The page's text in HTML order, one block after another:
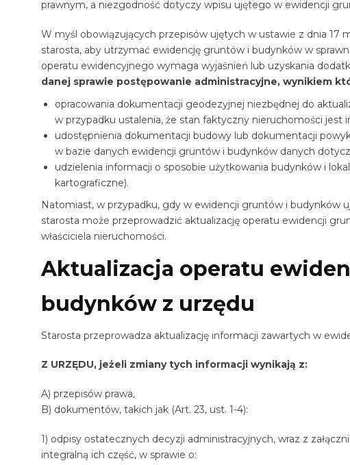
prawnym, a niezgodność dotyczy wpisu ujętego w ewidencji
W myśl obowiązujących przepisów ujętych w ustawie z dnia 17
starosta, aby utrzymać ewidencję gruntów i budynków w
operatu ewidencyjnego wymaga wyjaśnień lub uzyskania
danej sprawie postępowanie administracyjne, wynikiem
opracowania dokumentacji geodezyjnej niezbędnej do
w przypadku ustalenia, że stan faktyczny nieruchomości jest
udostępnienia dokumentacji budowy lub dokumentacji
w bazie danych ewidencji gruntów i budynków danych
udzielenia informacji o sposobie użytkowania budynków i
kartograficzne).
Natomiast, w przypadku, gdy w ewidencji gruntów i budynków
starosta może przeprowadzić aktualizację operatu ewidencji
właściciela nieruchomości.
Aktualizacja operatu
budynków z urzędu
Starosta przeprowadza aktualizację informacji zawartych w
Z URZĘDU, jeżeli zmiany tych informacji wynikają z:
A) przepisów prawa,
B) dokumentów, takich jak (Art. 23, ust. 1-4):
1) odpisy ostatecznych decyzji administracyjnych, wraz z
integralną ich część, w sprawie o: